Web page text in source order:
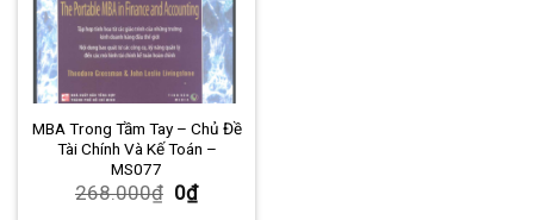
MBA Trong Tầm Tay – Chủ Đề
Tài Chính Và Kế Toán –
MS077
268.000₫ 0₫